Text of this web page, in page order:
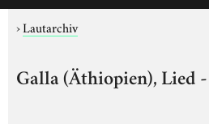
›Lautarchiv
Galla (Äthiopien), Lied -